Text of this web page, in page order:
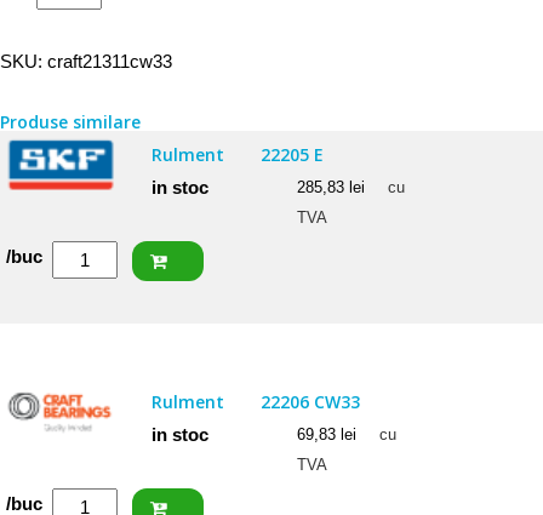
CRAFT
SKU: craft21311cw33
Produse similare
Rulment
22205 E
in stoc 285,83 lei
cu
TVA
Cantitate
/buc
Rulment 22206 CW33
in stoc 69,83 lei
cu
TVA
Cantitate
/buc